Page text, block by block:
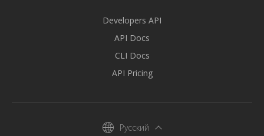
Developers API
API Docs
CLI Docs
API Pricing
Русский